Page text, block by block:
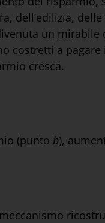
dell’edilizia,
un
costretti a
cresca.
(punto b),